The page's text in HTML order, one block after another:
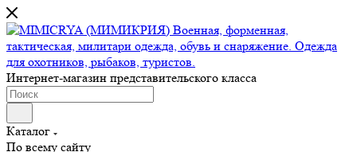
Интернет-магазин представительского класса
Каталог
По всему сайту